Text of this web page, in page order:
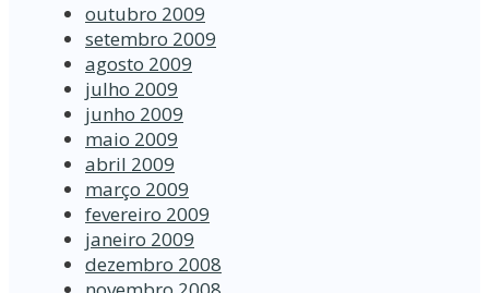
outubro 2009
setembro 2009
agosto 2009
julho 2009
junho 2009
maio 2009
abril 2009
março 2009
fevereiro 2009
janeiro 2009
dezembro 2008